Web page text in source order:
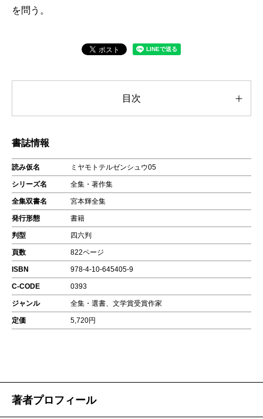
を問う。
目次
書誌情報
読み仮名 ミヤモトテルゼンシュウ05
シリーズ名 全集・著作集
全集双書名 宮本輝全集
発行形態 書籍
判型 四六判
頁数 822ページ
ISBN 978-4-10-645405-9
C-CODE 0393
ジャンル 全集・選書、文学賞受賞作家
定価 5,720円
著者プロフィール